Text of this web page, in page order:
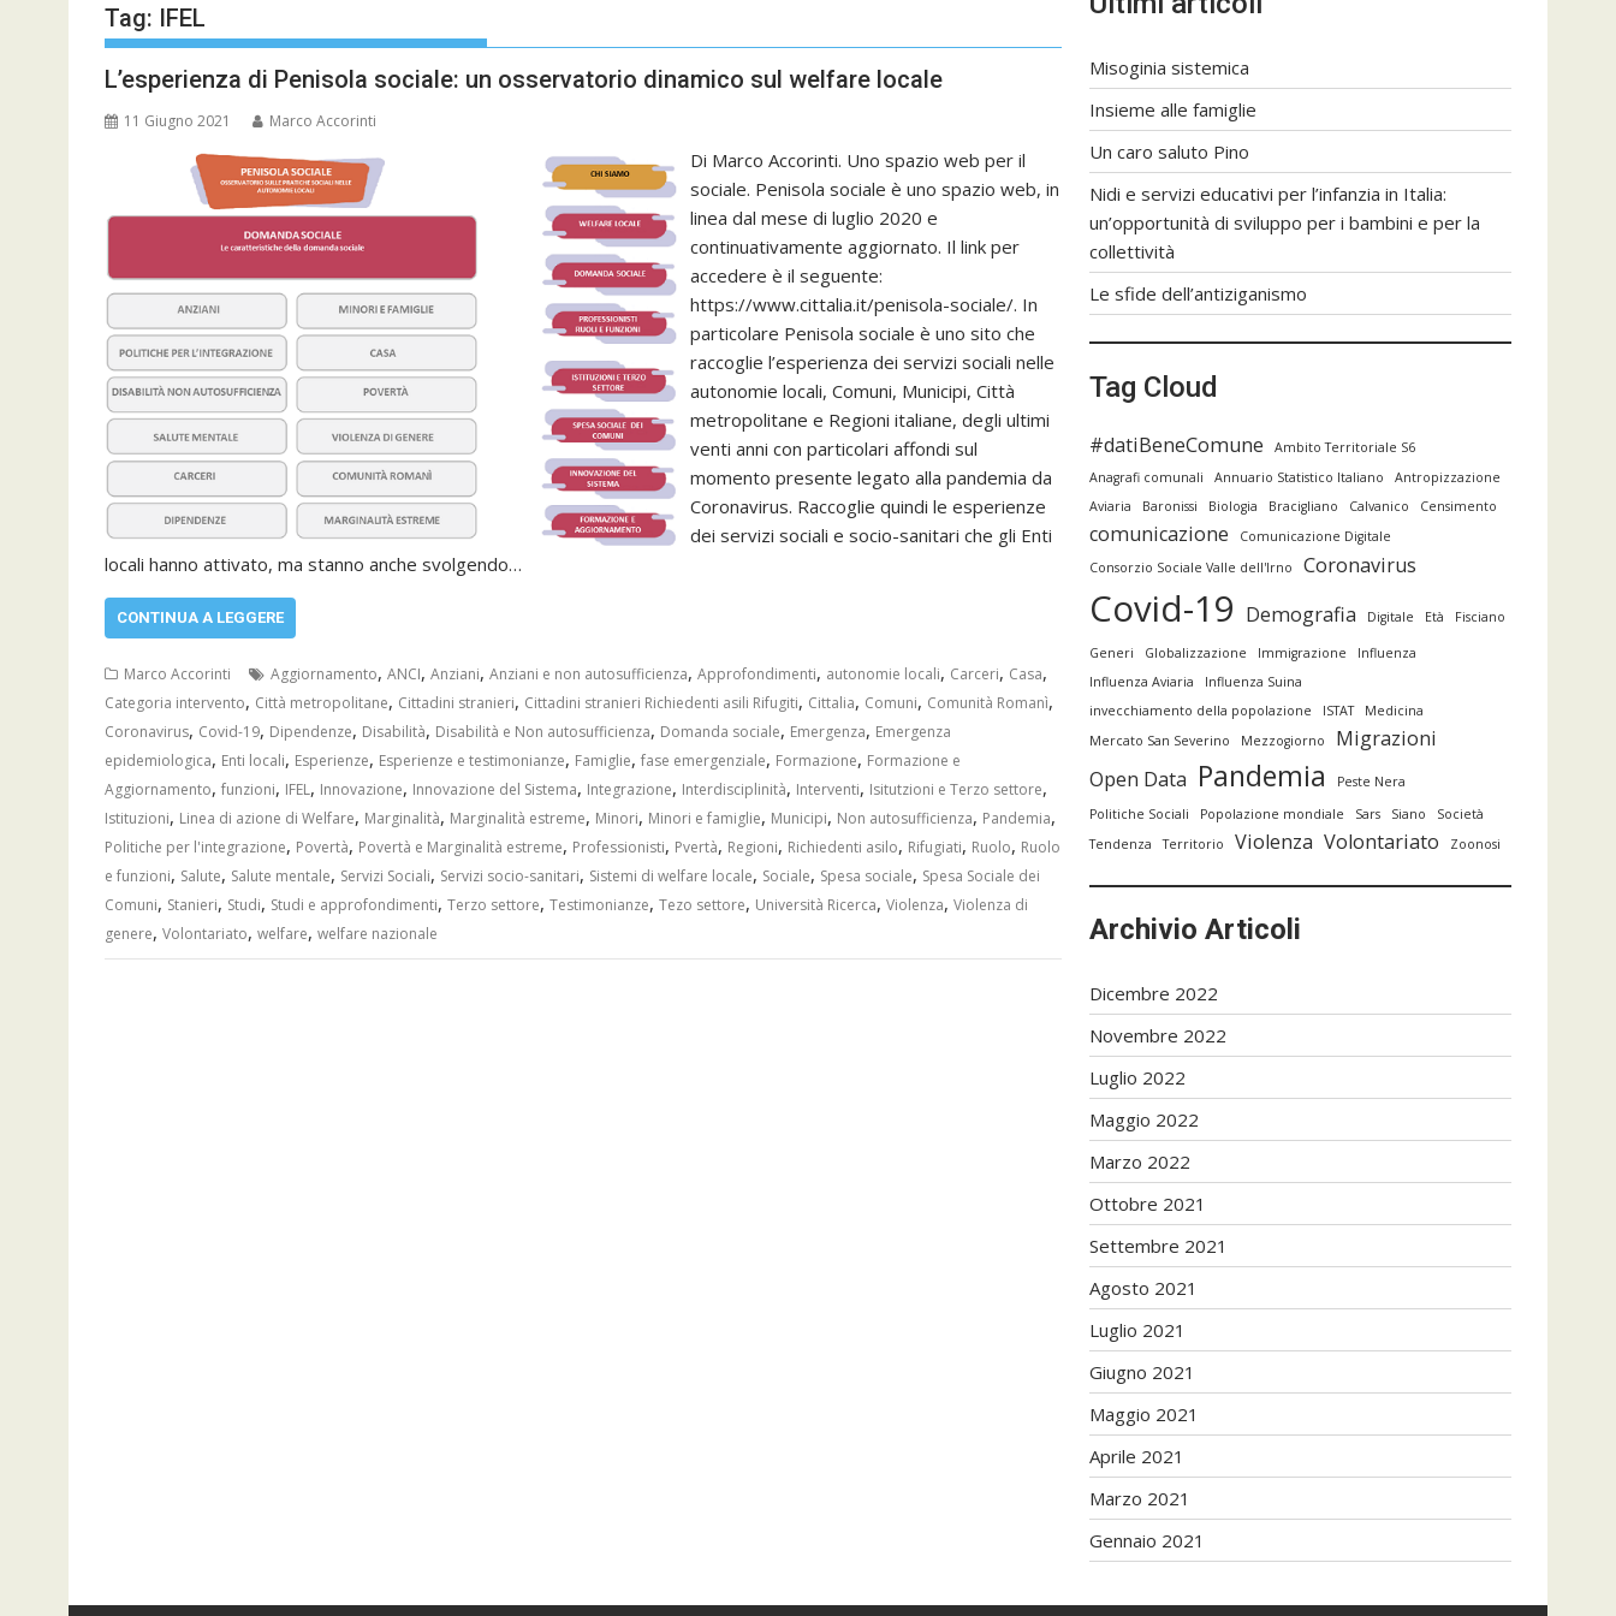
Tag: IFEL
L’esperienza di Penisola sociale: un osservatorio dinamico sul welfare locale
11 Giugno 2021 Marco Accorinti
Di Marco Accorinti. Uno spazio web per il
sociale. Penisola sociale è uno spazio web, in
linea dal mese di luglio 2020 e
continuativamente aggiornato. Il link per
accedere è il seguente:
https://www.cittalia.it/penisola-sociale/. In
particolare Penisola sociale è uno sito che
raccoglie l’esperienza dei servizi sociali nelle
autonomie locali, Comuni, Municipi, Città
metropolitane e Regioni italiane, degli ultimi
venti anni con particolari affondi sul
momento presente legato alla pandemia da
Coronavirus. Raccoglie quindi le esperienze
dei servizi sociali e socio-sanitari che gli Enti
locali hanno attivato, ma stanno anche svolgendo…
CONTINUA A LEGGERE
Marco Accorinti Aggiornamento, ANCI, Anziani, Anziani e non autosufficienza, Approfondimenti, autonomie locali, Carceri, Casa,
Categoria intervento, Città metropolitane, Cittadini stranieri, Cittadini stranieri Richiedenti asili Rifugiti, Cittalia, Comuni, Comunità Romanì,
Coronavirus, Covid-19, Dipendenze, Disabilità, Disabilità e Non autosufficienza, Domanda sociale, Emergenza, Emergenza
epidemiologica, Enti locali, Esperienze, Esperienze e testimonianze, Famiglie, fase emergenziale, Formazione, Formazione e
Aggiornamento, funzioni, IFEL, Innovazione, Innovazione del Sistema, Integrazione, Interdisciplinità, Interventi, Isitutzioni e Terzo settore,
Istituzioni, Linea di azione di Welfare, Marginalità, Marginalità estreme, Minori, Minori e famiglie, Municipi, Non autosufficienza, Pandemia,
Politiche per l'integrazione, Povertà, Povertà e Marginalità estreme, Professionisti, Pvertà, Regioni, Richiedenti asilo, Rifugiati, Ruolo, Ruolo
e funzioni, Salute, Salute mentale, Servizi Sociali, Servizi socio-sanitari, Sistemi di welfare locale, Sociale, Spesa sociale, Spesa Sociale dei
Comuni, Stanieri, Studi, Studi e approfondimenti, Terzo settore, Testimonianze, Tezo settore, Università Ricerca, Violenza, Violenza di
genere, Volontariato, welfare, welfare nazionale
Misoginia sistemica
Insieme alle famiglie
Un caro saluto Pino
Nidi e servizi educativi per l’infanzia in Italia:
un’opportunità di sviluppo per i bambini e per la
collettività
Le sfide dell’antiziganismo
Tag Cloud
#datiBeneComune
Ambito Territoriale S6
Anagrafi comunali
Annuario Statistico Italiano
Antropizzazione
Aviaria
Baronissi Biologia Bracigliano Calvanico Censimento
comunicazione
Comunicazione Digitale
Consorzio Sociale Valle dell'Irno
Coronavirus
Covid-19 Demografia Digitale Età Fisciano
Generi Globalizzazione Immigrazione
Influenza
Influenza Aviaria
Influenza Suina
invecchiamento della popolazione
ISTAT
Medicina
Mercato San Severino
Mezzogiorno
Migrazioni
Open Data Pandemia
Peste Nera
Politiche Sociali
Popolazione mondiale Sars Siano
Società
Tendenza
Territorio Violenza Volontariato Zoonosi
Archivio Articoli
Dicembre 2022
Novembre 2022
Luglio 2022
Maggio 2022
Marzo 2022
Ottobre 2021
Settembre 2021
Agosto 2021
Luglio 2021
Giugno 2021
Maggio 2021
Aprile 2021
Marzo 2021
Gennaio 2021